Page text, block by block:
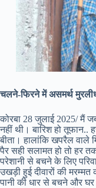
चलने-फिरने में असमर्थ
कोरबा 28 जुलाई 2025/ मैं
नहीं थी। बारिश हो तूफान..
बीता। हालांकि खपरैल वाले
पैर सही सलामत हो तो हर
परेशानी से बचने के लिए
उखड़ी हुई दीवारों की
पानी की धार से बचने और घर